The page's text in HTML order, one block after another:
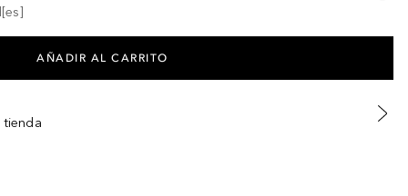
AÑADIR AL CARRITO
tienda